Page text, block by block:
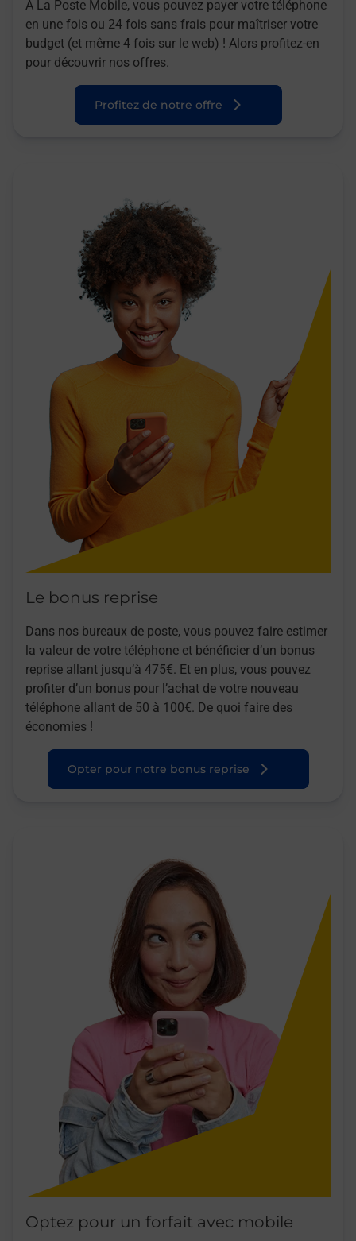
A La Poste Mobile, vous pouvez payer votre téléphone
en une fois ou 24 fois sans frais pour maîtriser votre
budget (et même 4 fois sur le web) ! Alors profitez-en
pour découvrir nos offres.
Profitez de notre offre
Le bonus reprise
Dans nos bureaux de poste, vous pouvez faire estimer
la valeur de votre téléphone et bénéficier d’un bonus
reprise allant jusqu’à 475€. Et en plus, vous pouvez
profiter d’un bonus pour l’achat de votre nouveau
téléphone allant de 50 à 100€. De quoi faire des
économies !
Opter pour notre bonus reprise
Optez pour un forfait avec mobile